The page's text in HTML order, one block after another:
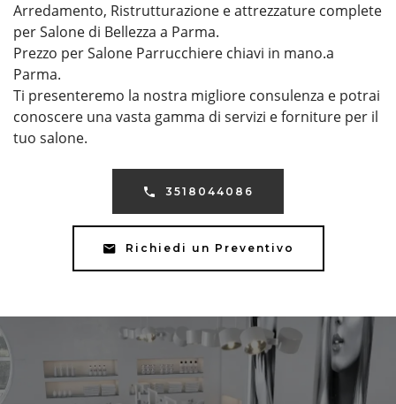
Arredamento, Ristrutturazione e attrezzature complete
per Salone di Bellezza a Parma.
Prezzo per Salone Parrucchiere chiavi in mano.a
Parma.
Ti presenteremo la nostra migliore consulenza e potrai
conoscere una vasta gamma di servizi e forniture per il
tuo salone.
3518044086
Richiedi un Preventivo